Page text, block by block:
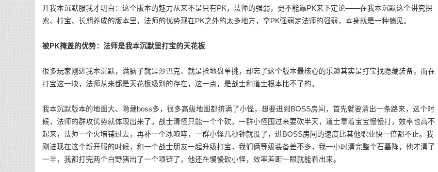
开我本沉默服我才明白：这个版本的魅力从来不是只有PK，法师的强弱，更不能靠PK来下定论——在我本沉默这个讲究探
索、打宝、长期养成的版本里，法师的优势藏在PK之外的太多地方，拿PK强弱定法师的强弱，本身就是一种偏见。
被PK掩盖的优势：法师是我本沉默里打宝的天花板
很多玩家刚进我本沉默，满脑子就是沙巴克、就是抢地盘单挑，却忘了这个版本最核心的乐趣其实是打宝找隐藏装备，而在
打宝这一块，法师从来都是天花板级别的存在，这一点，是战士和道士根本比不了的。
我本沉默版本的地图大、隐藏boss多，很多高级地图都挤满了小怪，想要进到BOSS房间，首先就要清出一条路来，这个时
候，法师的群攻优势就体现出来了。战士清怪只能一个个砍，一群小怪围过来要砍半天，道士靠着宝宝慢慢打，效率也高不
起来，法师一个火墙铺过去，再补一个冰咆哮，一群小怪几秒钟就没了，进BOSS房间的速度比其他职业快一倍都不止。我
刚进现在这个新开服的时候，和一个战士朋友一起升级打宝，我们俩等级装备差不多，我一小时清完整个石墓阵，他才清了
一半，我都打完两个白野猪出了一个项链了，他还在慢慢砍小怪，效率差距一眼就能看出来。